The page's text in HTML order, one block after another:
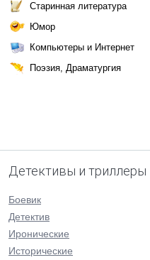
Старинная литература
Юмор
Компьютеры и Интернет
Поэзия, Драматургия
Детективы и триллеры
Боевик
Детектив
Иронические
Исторические